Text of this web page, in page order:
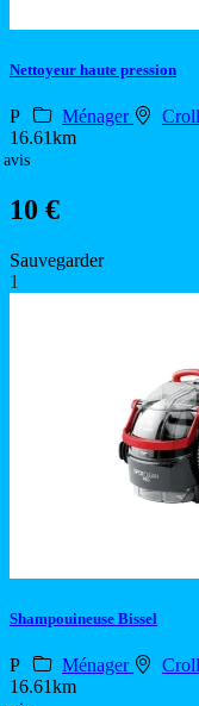
Nettoyeur haute pression
P Ménager
16.61km
avis
10 €
Sauvegarder
1
Shampouineuse Bissel
P Ménager
16.61km